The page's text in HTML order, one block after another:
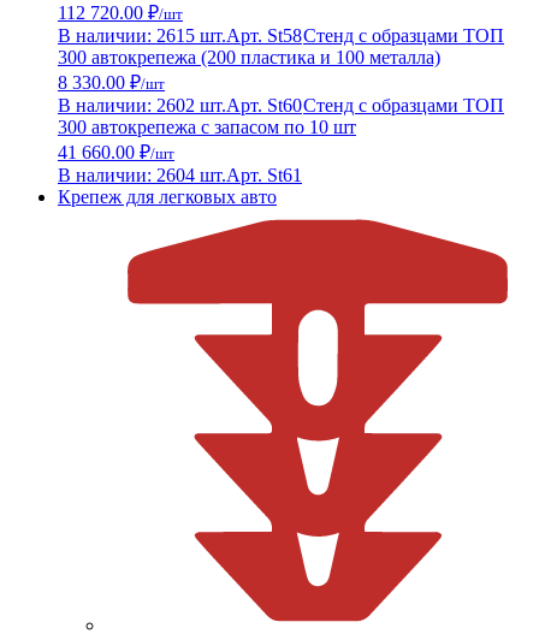
112 720.00 ₽/шт
В наличии: 2615 шт.Арт. St58Стенд с образцами ТОП
300 автокрепежа (200 пластика и 100 металла)
8 330.00 ₽/шт
В наличии: 2602 шт.Арт. St60Стенд с образцами ТОП
300 автокрепежа с запасом по 10 шт
41 660.00 ₽/шт
В наличии: 2604 шт.Арт. St61
Крепеж для легковых авто